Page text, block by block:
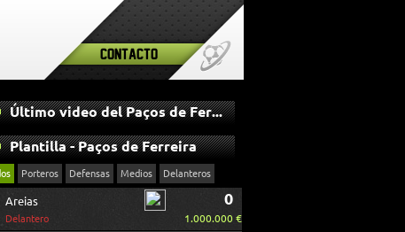
Contacto
Último video del Paços de Ferreira
Plantilla - Paços de Ferreira
Porteros Defensas Medios Delanteros
Areias
Delantero
0
1.000.000 €